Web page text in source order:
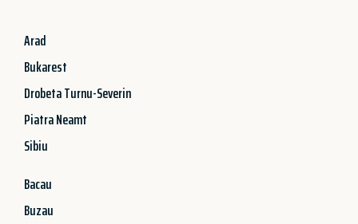
Arad
Bukarest
Drobeta Turnu-Severin
Piatra Neamt
Sibiu
Bacau
Buzau